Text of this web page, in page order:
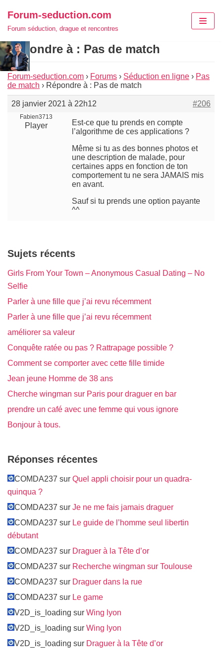
Aller
au
Forum-seduction.com
Forum séduction, drague et rencontres
Répondre à : Pas de match
Forum-seduction.com › Forums › Séduction en ligne › Pas
de match › Répondre à : Pas de match
28 janvier 2021 à 22h12 #206
Fabien3713
Player
Est-ce que tu prends en compte
l’algorithme de ces applications ?
Même si tu as des bonnes photos et
une description de malade, pour
certaines apps en fonction de ton
comportement tu ne sera JAMAIS mis
en avant.
Sauf si tu prends une option payante
^^
Sujets récents
Girls From Your Town – Anonymous Casual Dating – No
Selfie
Parler à une fille que j’ai revu récemment
Parler à une fille que j’ai revu récemment
améliorer sa valeur
Conquête ratée ou pas ? Rattrapage possible ?
Comment se comporter avec cette fille timide
Jean jeune Homme de 38 ans
Cherche wingman sur Paris pour draguer en bar
prendre un café avec une femme qui vous ignore
Bonjour à tous.
Réponses récentes
COMDA237 sur Quel appli choisir pour un quadra-
quinqua ?
COMDA237 sur Je ne me fais jamais draguer
COMDA237 sur Le guide de l’homme seul libertin
débutant
COMDA237 sur Draguer à la Tête d’or
COMDA237 sur Recherche wingman sur Toulouse
COMDA237 sur Draguer dans la rue
COMDA237 sur Le game
V2D_is_loading sur Wing lyon
V2D_is_loading sur Wing lyon
V2D_is_loading sur Draguer à la Tête d’or